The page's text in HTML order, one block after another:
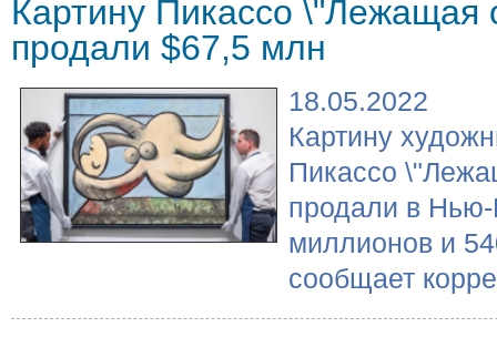
Картину Пикассо \"Лежащая
продали $67,5 млн
18.05.2022
Картину
Пикассо
продали в
миллионов и
сообщает